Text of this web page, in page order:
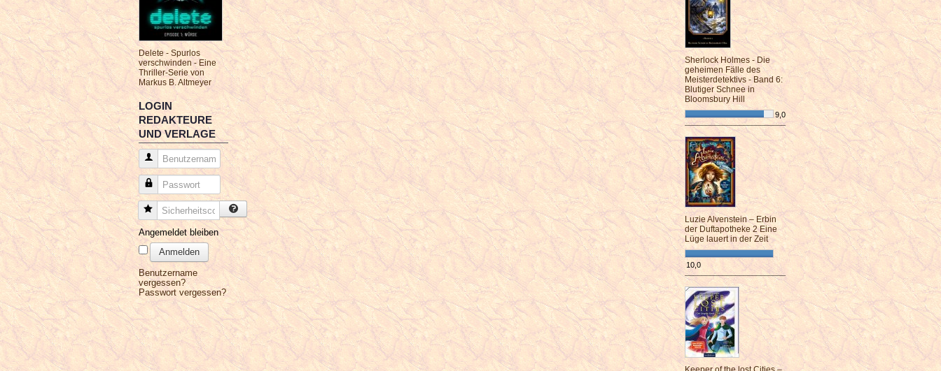
Delete - Spurlos
verschwinden - Eine
Thriller-Serie von
Markus B. Altmeyer
LOGIN
REDAKTEURE
UND VERLAGE
Benutzername
Passwort
Sicherheitscode
Angemeldet bleiben
Anmelden
Benutzername
vergessen?
Passwort vergessen?
Sherlock Holmes - Die
geheimen Fälle des
Meisterdetektivs - Band 6:
Blutiger Schnee in
Bloomsbury Hill
9,0
¯¯¯¯¯¯¯¯¯¯¯¯¯¯¯¯¯¯¯¯¯¯¯¯
Luzie Alvenstein – Erbin
der Duftapotheke 2 Eine
Lüge lauert in der Zeit
10,0
¯¯¯¯¯¯¯¯¯¯¯¯¯¯¯¯¯¯¯¯¯¯¯¯